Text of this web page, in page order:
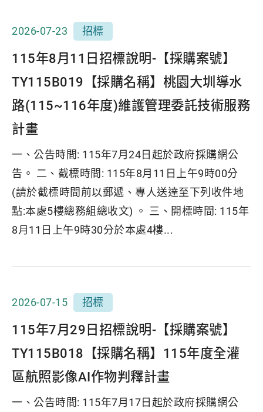
2026-07-23 招標
115年8月11日招標說明-【採購案號】
TY115B019【採購名稱】桃園大圳導水
路(115~116年度)維護管理委託技術服務
計畫
一、公告時間: 115年7月24日起於政府採購網公
告。 二、截標時間: 115年8月11日上午9時00分
(請於截標時間前以郵遞、專人送達至下列收件地
點:本處5樓總務組總收文) 。 三、開標時間: 115年
8月11日上午9時30分於本處4樓...
2026-07-15 招標
115年7月29日招標說明-【採購案號】
TY115B018【採購名稱】115年度全灌
區航照影像AI作物判釋計畫
一、公告時間: 115年7月17日起於政府採購網公